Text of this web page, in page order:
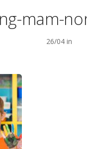
mam-
26/04 in